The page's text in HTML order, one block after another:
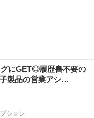
にGET◎履歴書不要の
製品の営業アシ…
ション